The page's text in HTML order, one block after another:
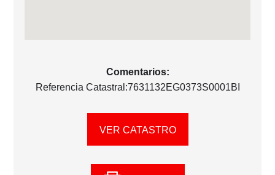
Comentarios:
Referencia Catastral:7631132EG0373S0001BI
VER CATASTRO